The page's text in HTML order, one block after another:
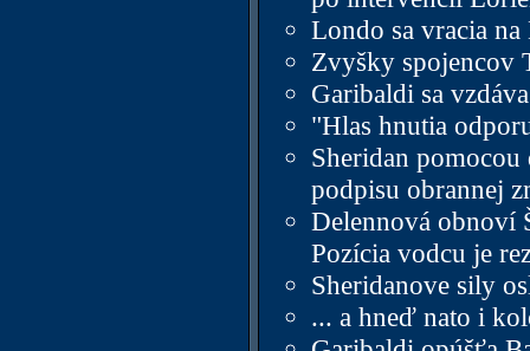
Londo sa vracia
Zvyšky spojencov
Garibaldi sa
"Hlas hnutia
Sheridan
podpisu obrannej
Delennová obnoví
Pozícia vodcu je
Sheridanove sily
... a hneď nato i